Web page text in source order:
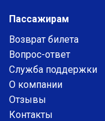
Пассажирам
Возврат билета
Вопрос-ответ
Служба поддержки
О компании
Отзывы
Контакты